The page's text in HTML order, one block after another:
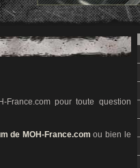
France.com pour toute question
de MOH-France.com ou bien le